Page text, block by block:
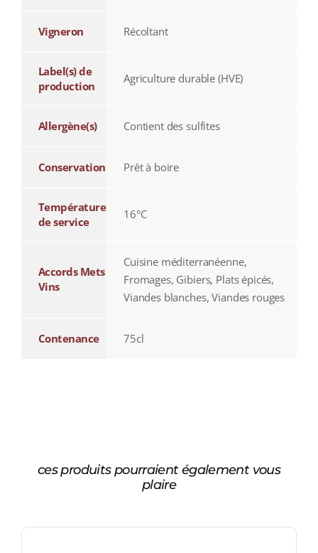
Vigneron Récoltant
Label(s) de
production
Agriculture durable (HVE)
Allergène(s) Contient des sulfites
Conservation Prêt à boire
Température
de service
16°C
Accords Mets
Vins
Cuisine méditerranéenne,
Fromages, Gibiers, Plats épicés,
Viandes blanches, Viandes rouges
Contenance 75cl
ces produits pourraient également vous
plaire